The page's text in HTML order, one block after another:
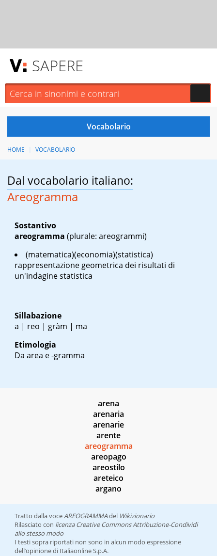
SAPERE
HOME VOCABOLARIO
Dal vocabolario italiano:
Areogramma
Sostantivo
areogramma (plurale: areogrammi)
(matematica)(economia)(statistica)
rappresentazione geometrica dei risultati di
un'indagine statistica
Sillabazione
a | reo | gràm | ma
Etimologia
Da area e -gramma
arena
arenaria
arenarie
arente
areogramma
areopago
areostilo
areteico
argano
Tratto dalla voceAREOGRAMMAdel Wikizionario
Rilasciato con licenza Creative Commons Attribuzione-Condividi
allo stesso modo
I testi sopra riportati non sono in alcun modo espressione
dell’opinione di Italiaonline S.p.A.